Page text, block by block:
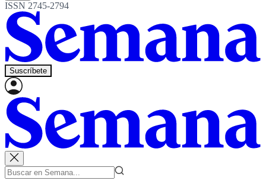
ISSN 2745-2794
Suscríbete